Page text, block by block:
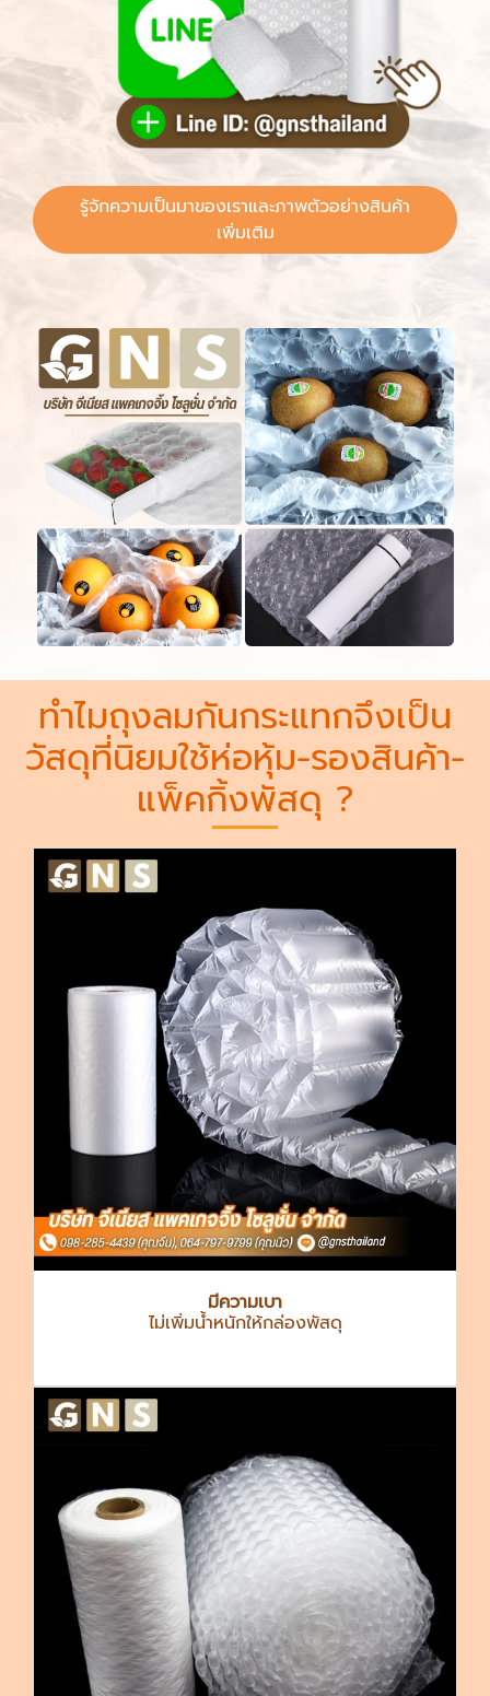
รู้จักความเป็นมาของเราและภาพตัวอย่างสินค้า
เพิ่มเติม
ทำไมถุงลมกันกระแทกจึงเป็น
วัสดุที่นิยมใช้ห่อหุ้ม-รองสินค้า-
แพ็คกิ้งพัสดุ ?
มีความเบา
ไม่เพิ่มน้ำหนักให้กล่องพัสดุ